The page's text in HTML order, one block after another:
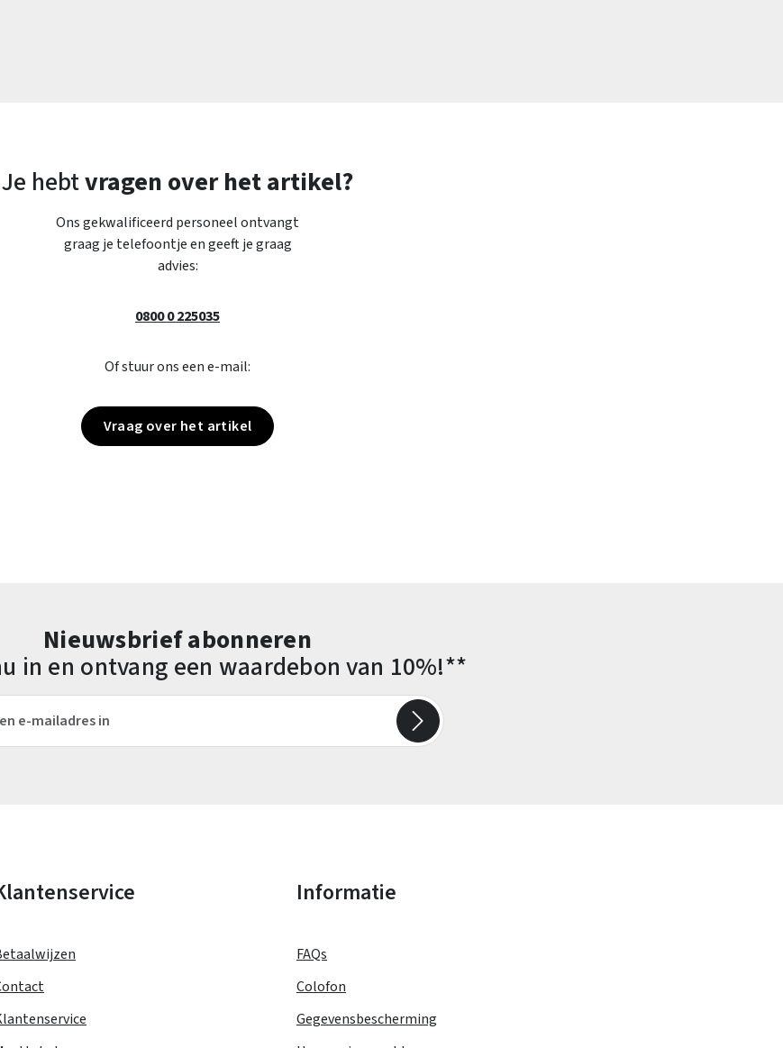
Je hebtvragen over het artikel?
Ons gekwalificeerd personeel ontvangt
graag je telefoontje en geeft je graag
advies:
0800 0 225035
Of stuur ons een e-mail:
Vraag over het artikel
Nieuwsbrief abonneren
in en ontvang een waardebon van 10%!**
Informatie
FAQs
Colofon
Gegevensbescherming